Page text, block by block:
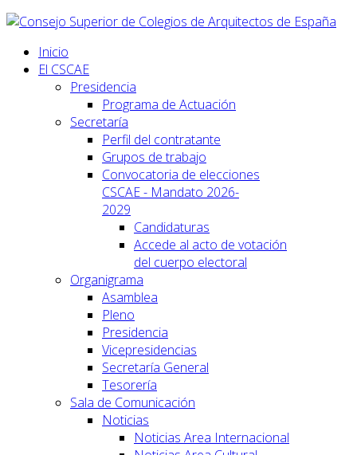
Inicio
El CSCAE
Presidencia
Programa de Actuación
Secretaría
Perfil del contratante
Grupos de trabajo
Convocatoria de elecciones
CSCAE - Mandato 2026-
2029
Candidaturas
Accede al acto de votación
del cuerpo electoral
Organigrama
Asamblea
Pleno
Presidencia
Vicepresidencias
Secretaría General
Tesorería
Sala de Comunicación
Noticias
Noticias Area Internacional